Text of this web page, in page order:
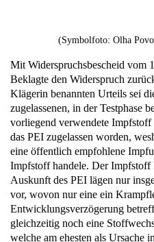
Mit Widerspruchsbescheid vom
Beklagte den Widerspruch
Klägerin benannten Urteils sei
zugelassenen, in der Testphase
vorliegend verwendete Impfstoff
das PEI zugelassen worden,
eine öffentlich empfohlene
Impfstoff handele. Der Impfstoff
Auskunft des PEI lägen nur
vor, wovon nur eine ein
Entwicklungsverzögerung
gleichzeitig noch eine
welche am ehesten als Ursache
Klägerin sei bereits der zweite